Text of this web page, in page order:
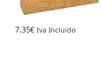
7.35€ Iva Incluido